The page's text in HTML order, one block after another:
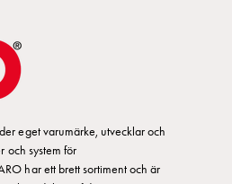
eget varumärke, utvecklar och
och system för
har ett brett sortiment och är